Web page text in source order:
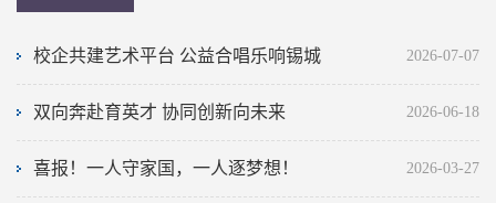
校企共建艺术平台 公益合唱乐响锡城 2026-07-07
双向奔赴育英才 协同创新向未来 2026-06-18
喜报！一人守家国，一人逐梦想！ 2026-03-27